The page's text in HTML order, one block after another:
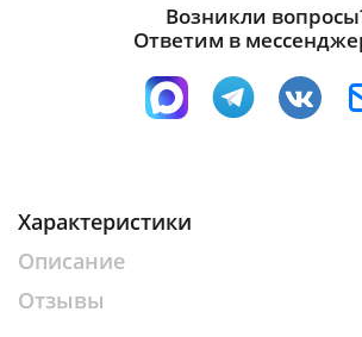
Возникли
Ответим в
Характеристики
Описание
Отзывы